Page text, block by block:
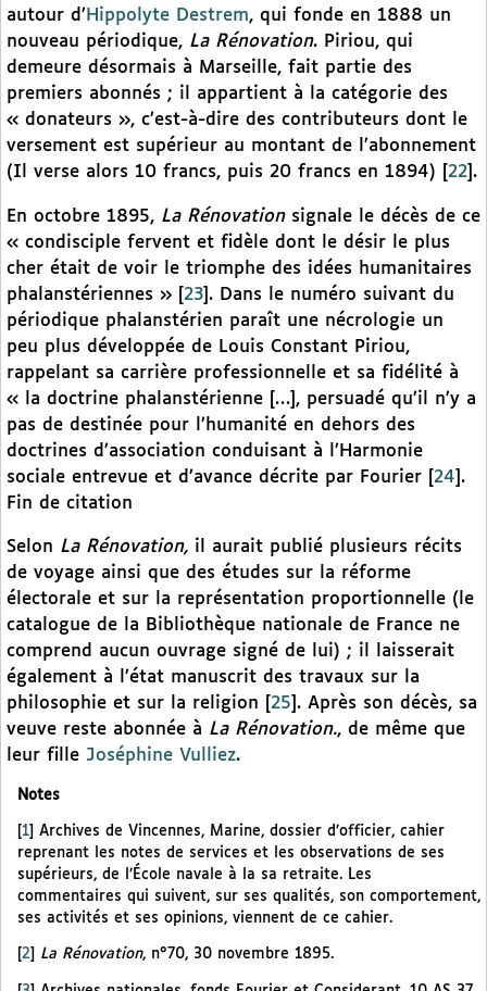
autour d’ Hippolyte Destrem, qui fonde en 1888 un
nouveau périodique, La Rénovation. Piriou, qui
demeure désormais à Marseille, fait partie des
premiers abonnés ; il appartient à la catégorie des
« donateurs », c’est-à-dire des contributeurs dont le
versement est supérieur au montant de l’abonnement
(Il verse alors 10 francs, puis 20 francs en 1894)
22 .
En octobre 1895, La Rénovation signale le décès de ce
« condisciple fervent et fidèle dont le désir le plus
cher était de voir le triomphe des idées humanitaires
phalanstériennes »
23 . Dans le numéro suivant du
périodique phalanstérien paraît une nécrologie un
peu plus développée de Louis Constant Piriou,
rappelant sa carrière professionnelle et sa fidélité à
« la doctrine phalanstérienne […], persuadé qu’il n’y a
pas de destinée pour l’humanité en dehors des
doctrines d’association conduisant à l’Harmonie
sociale entrevue et d’avance décrite par Fourier
24 .
Fin de citation
Selon La Rénovation, il aurait publié plusieurs récits
de voyage ainsi que des études sur la réforme
électorale et sur la représentation proportionnelle (le
catalogue de la Bibliothèque nationale de France ne
comprend aucun ouvrage signé de lui) ; il laisserait
également à l’état manuscrit des travaux sur la
philosophie et sur la religion
25 . Après son décès, sa
veuve reste abonnée à La Rénovation., de même que
leur fille Joséphine Vulliez.
Notes
[1] Archives de Vincennes, Marine, dossier d’officier, cahier
reprenant les notes de services et les observations de ses
supérieurs, de l’École navale à la sa retraite. Les
commentaires qui suivent, sur ses qualités, son comportement,
ses activités et ses opinions, viennent de ce cahier.
2 La Rénovation, n°70, 30 novembre 1895.